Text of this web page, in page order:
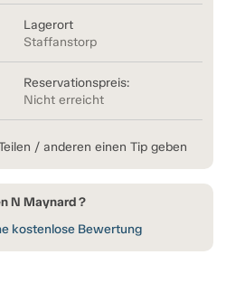
Lagerort
Staffanstorp
Reservationspreis:
Nicht erreicht
/ anderen einen Tip geben
N Maynard ?
kostenlose Bewertung